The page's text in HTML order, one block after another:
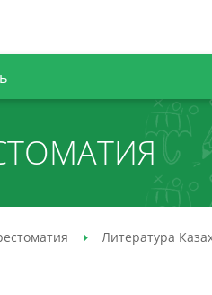
Литература